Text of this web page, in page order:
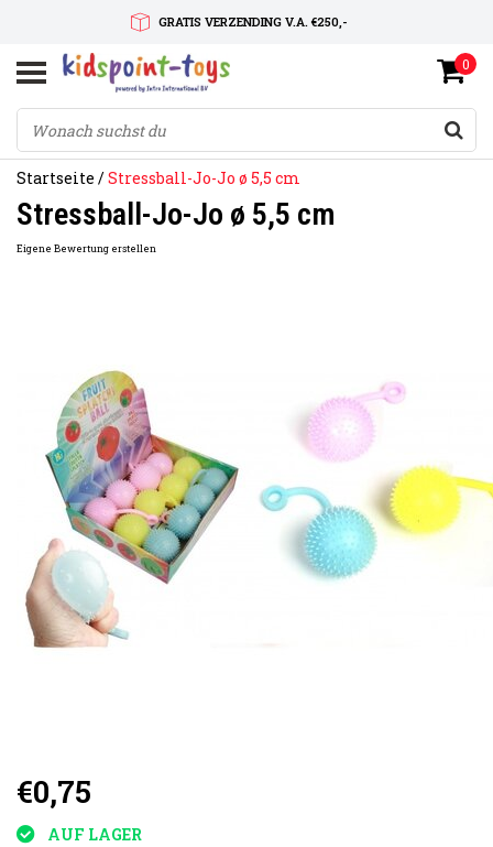
GRATIS VERZENDING V.A. €250,-
SNELLE LEVERTIJD
SERVICE OP MAAT
0
Startseite /Stressball-Jo-Jo ø 5,5 cm
Stressball-Jo-Jo ø 5,5 cm
Eigene Bewertung erstellen
€0,75
AUF LAGER